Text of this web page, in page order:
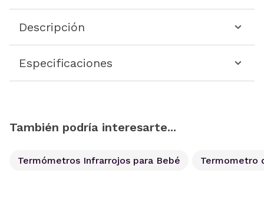
Descripción
Especificaciones
También podría interesarte...
Termómetros Infrarrojos para Bebé Termometro